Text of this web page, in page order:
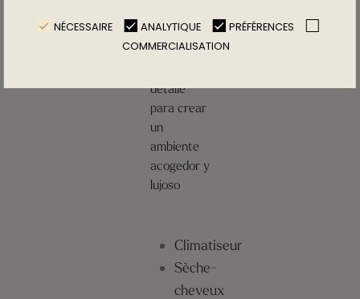
Combinamos
detalle
para crear
un
ambiente
acogedor y
lujoso
Climatiseur
Sèche-
cheveux
NÉCESSAIRE ANALYTIQUE
PRÉFÉRENCES
COMMERCIALISATION